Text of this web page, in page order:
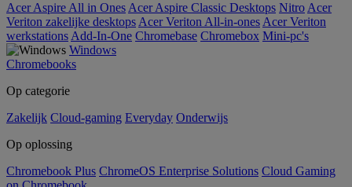
Acer Aspire All in Ones Acer Aspire Classic Desktops Nitro Acer
Veriton zakelijke desktops Acer Veriton All-in-ones Acer Veriton
werkstations Add-In-One Chromebase Chromebox Mini-pc's
Windows
Chromebooks
Op categorie
Zakelijk Cloud-gaming Everyday Onderwijs
Op oplossing
Chromebook Plus ChromeOS Enterprise Solutions Cloud Gaming